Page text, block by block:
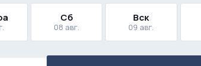
Сб
08 авг.
Вск
09 авг.